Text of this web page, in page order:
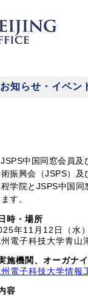
知らせ・イベン
JSPS中国同窓会員及
振興会（JSPS）
学院とJSPS中国
す。
時・場所
年11月12日（水
電子科技大学青山
施機関、オーガナ
電子科技大学情報
容